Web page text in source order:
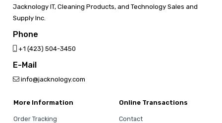
Jacknology IT, Cleaning Products, and Technology Sales and
Supply Inc.
Phone
‎+1 (423) 504-3450
E-Mail
info@jacknology.com
More Information
Order Tracking
Online Transactions
Contact